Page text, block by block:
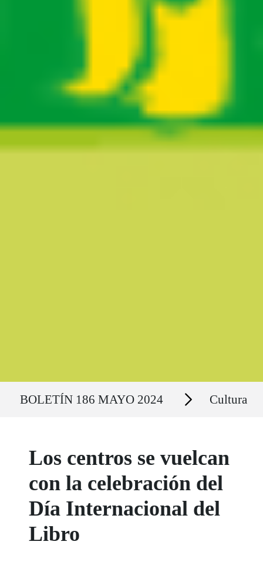
BOLETÍN 186 MAYO 2024 Secciones Cultura
Los centros se vuelcan
con la celebración del
Día Internacional del
Libro